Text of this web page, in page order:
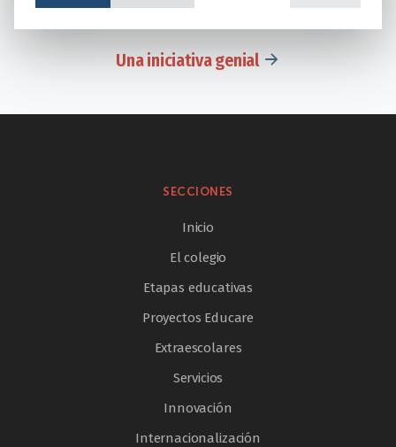
Una iniciativa genial
SECCIONES
Inicio
El colegio
Etapas educativas
Proyectos Educare
Extraescolares
Servicios
Innovación
Internacionalización